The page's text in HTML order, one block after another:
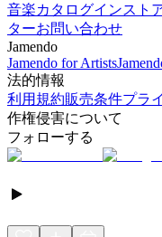
音楽カタログインスト
ターお問い合わせ
Jamendo
Jamendo for Artists
法的情報
利用規約販売条件プラ
作権侵害について
フォローする